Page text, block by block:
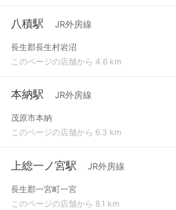
八積駅 JR外房線
長生郡長生村岩沼
このページの店舗から 4.6 km
本納駅 JR外房線
茂原市本納
このページの店舗から 6.3 km
上総一ノ宮駅 JR外房線
長生郡一宮町一宮
このページの店舗から 8.1 km